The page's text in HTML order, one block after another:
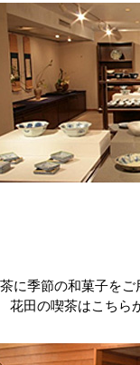
に季節の和菓子を
花田の喫茶はこちら